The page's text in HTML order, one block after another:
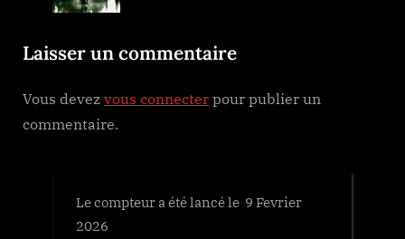
o
t
:
Laisser un commentaire
Vous devez vous connecter pour publier un
commentaire.
Le compteur a été lancé le 9 Fevrier
2026